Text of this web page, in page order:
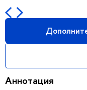
Аннотация